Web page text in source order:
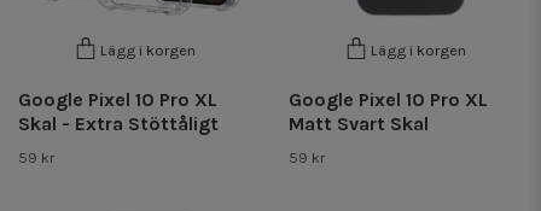
Lägg i korgen
Google Pixel 10 Pro XL
Skal - Extra Stöttåligt
59 kr
Lägg i korgen
Google Pixel 10 Pro XL
Matt Svart Skal
59 kr